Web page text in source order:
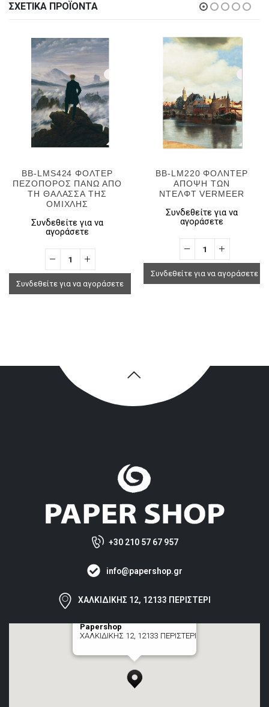
ΣΧΕΤΙΚΆ ΠΡΟΪΌΝΤΑ
BB-LMS424 ΦΟΛΤΕΡ
ΠΕΖΟΠΟΡΟΣ ΠΑΝΩ ΑΠΟ
ΤΗ ΘΑΛΑΣΣΑ ΤΗΣ
ΟΜΙΧΛΗΣ
Συνδεθείτε για να
αγοράσετε
Συνδεθείτε για να αγοράσετε
BB-LM220 ΦΟΛΝΤΕΡ
AΠΟΨΗ ΤΩΝ
ΝΤΕΛΦΤ VERMEER
Συνδεθείτε για να
αγοράσετε
Συνδεθείτε για να αγοράσετε
+30 210 57 67 957
info@papershop.gr
ΧΑΛΚΙΔΙΚΗΣ 12, 12133 ΠΕΡΙΣΤΕΡΙ
Papershop
ΧΑΛΚΙΔΙΚΗΣ 12, 12133 ΠΕΡΙΣΤΕΡΙ